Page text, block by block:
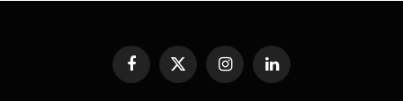
FacebookX
(Twitter)
InstagramLinkedIn